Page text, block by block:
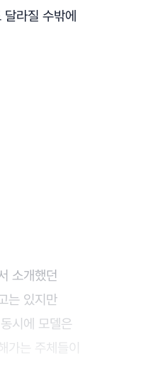
라질 수밖에
소개했던
는 있지만
시에 모델은
는 주체들이